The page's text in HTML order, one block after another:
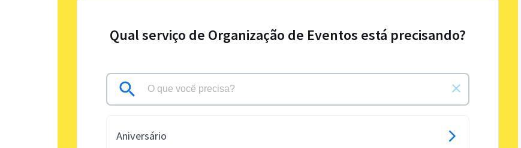
Qual serviço de Organização de Eventos está precisando?
Aniversário